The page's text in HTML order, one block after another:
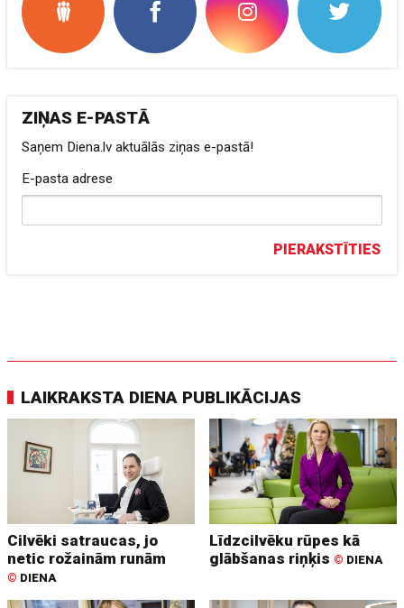
ZIŅAS E-PASTĀ
Saņem Diena.lv aktuālās ziņas e-pastā!
E-pasta adrese
PIERAKSTĪTIES
LAIKRAKSTA DIENA PUBLIKĀCIJAS
Cilvēki satraucas, jo
netic rožainām runām
© DIENA
Līdzcilvēku rūpes kā
glābšanas riņķis © DIENA